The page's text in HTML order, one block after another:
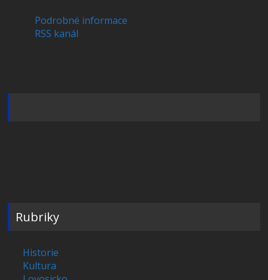
Podrobné informace
RSS kanál
Rubriky
Historie
Kultura